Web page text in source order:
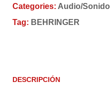
Categories: Audio/Sonido
Tag: BEHRINGER
DESCRIPCIÓN